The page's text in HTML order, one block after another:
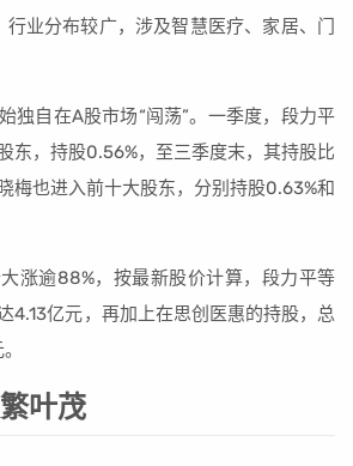
业分布较广，涉及智慧医疗、家居、门
独自在A股市场“闯荡”。一季度，段力平
东，持股0.56%，至三季度末，其持股比
梅也进入前十大股东，分别持股0.63%和
涨逾88%，按最新股价计算，段力平等
4.13亿元，再加上在思创医惠的持股，总
叶茂